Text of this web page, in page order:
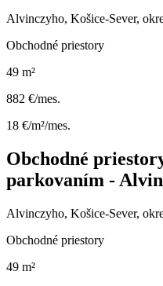
Alvinczyho, Košice-Sever,
Obchodné priestory
49 m²
882 €/mes.
18 €/m²/mes.
Obchodné
parkovaním -
Alvinczyho, Košice-Sever,
Obchodné priestory
49 m²